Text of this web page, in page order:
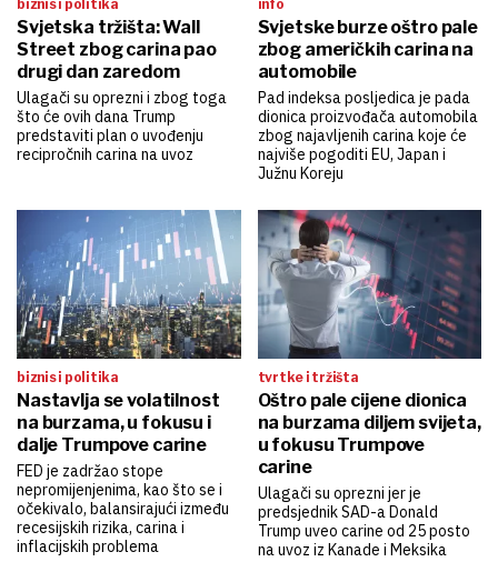
biznis i politika
Svjetska tržišta: Wall
Street zbog carina pao
drugi dan zaredom
Ulagači su oprezni i zbog toga
što će ovih dana Trump
predstaviti plan o uvođenju
recipročnih carina na uvoz
info
Svjetske burze oštro pale
zbog američkih carina na
automobile
Pad indeksa posljedica je pada
dionica proizvođača automobila
zbog najavljenih carina koje će
najviše pogoditi EU, Japan i
Južnu Koreju
biznis i politika
Nastavlja se volatilnost
na burzama, u fokusu i
dalje Trumpove carine
FED je zadržao stope
nepromijenjenima, kao što se i
očekivalo, balansirajući između
recesijskih rizika, carina i
inflacijskih problema
tvrtke i tržišta
Oštro pale cijene dionica
na burzama diljem svijeta,
u fokusu Trumpove
carine
Ulagači su oprezni jer je
predsjednik SAD-a Donald
Trump uveo carine od 25 posto
na uvoz iz Kanade i Meksika